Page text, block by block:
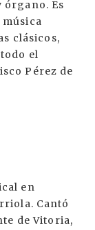
órgano. Es
clásicos,
el
Pérez de
en
Cantó
de Vitoria,